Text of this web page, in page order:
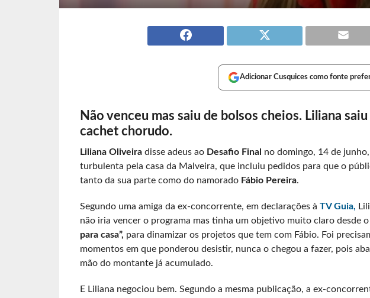
Adicionar Cusquices como fonte
Não venceu mas saiu de bolsos cheios. Liliana
cachet chorudo.
Liliana Oliveiradisse adeus ao Desafio Final no domingo, 14 de junho,
turbulenta pela casa da Malveira, que incluiu pedidos para que o
tanto da sua parte como do namorado Fábio Pereira.
Segundo uma amiga da ex-concorrente, em declarações à TV Guia,
não iria vencer o programa mas tinha um objetivo muito claro desde
para casa”, para dinamizar os projetos que tem com Fábio. Foi
momentos em que ponderou desistir, nunca o chegou a fazer, pois
mão do montante já acumulado.
E Liliana negociou bem. Segundo a mesma publicação, a ex-